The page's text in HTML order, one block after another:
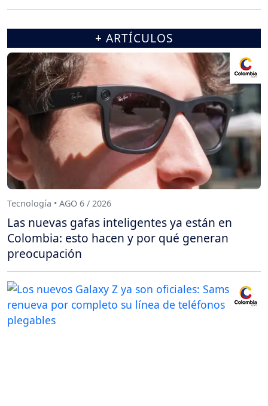
+ ARTÍCULOS
Tecnología • AGO 6 / 2026
Las nuevas gafas inteligentes ya están en
Colombia: esto hacen y por qué generan
preocupación